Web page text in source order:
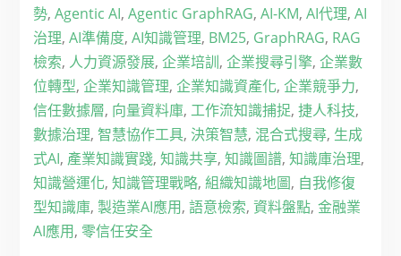
勢, Agentic AI, Agentic GraphRAG, AI-KM, AI代理, AI
治理, AI準備度, AI知識管理, BM25, GraphRAG, RAG
檢索, 人力資源發展, 企業培訓, 企業搜尋引擎, 企業數
位轉型, 企業知識管理, 企業知識資產化, 企業競爭力,
信任數據層, 向量資料庫, 工作流知識捕捉, 捷人科技,
數據治理, 智慧協作工具, 決策智慧, 混合式搜尋, 生成
式AI, 產業知識實踐, 知識共享, 知識圖譜, 知識庫治理,
知識營運化, 知識管理戰略, 組織知識地圖, 自我修復
型知識庫, 製造業AI應用, 語意檢索, 資料盤點, 金融業
AI應用, 零信任安全